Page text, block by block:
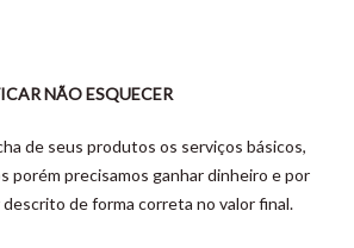
NÃO ESQUECER
de seus produtos os serviços básicos,
porém precisamos ganhar dinheiro e por
de forma correta no valor final.